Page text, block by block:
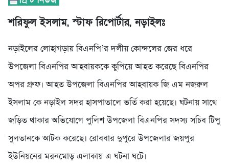
শরিফুল ইসলাম, স্টাফ রিপোর্টার, নড়াইলঃ
নড়াইলের লোহাগড়ায় বিএনপি’র দলীয় কোন্দলের জের ধরে
উপজেলা বিএনপির আহবায়ককে কুপিয়ে আহত করেছে বিএনপির
অপর গ্রুফ। আহত উপজেলা বিএনপির আহবায়ক জি এম নজরুল
ইসলাম কে নড়াইল সদর হাসপাতালে ভর্তি করা হয়েছে। ঘটনায় সাথে
জড়িত থাকার অভিযোগে পুলিশ উপজেলা বিএনপির সদস্য সচিব টিপু
সুলতানকে আটক করেছে। রোববার দুপুরে উপজেলার জয়পুর
ইউনিয়নের মরনমোড় এলাকায় এ ঘটনা ঘটে।